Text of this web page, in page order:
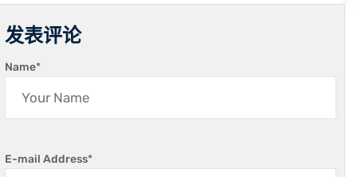
发表评论
Name*
E-mail Address*